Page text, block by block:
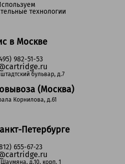
в Москве
982-51-53
бульвар, д.7
(Москва)
Корнилова, д.61
Петербурге
655-67-23
Шаумяна, д.10, корп. 1
технологии